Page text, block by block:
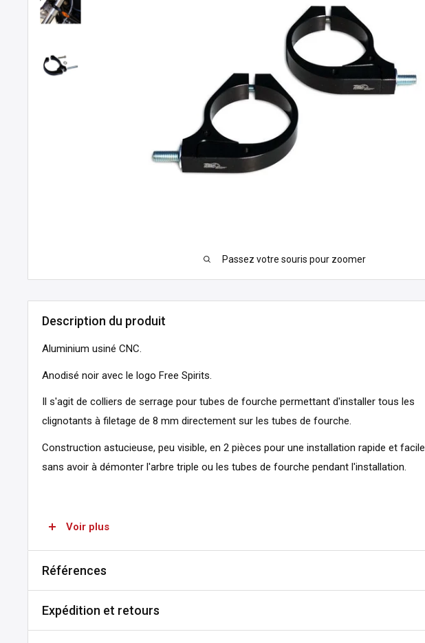
Passez votre souris pour zoomer
Description du produit
Aluminium usiné CNC.
Anodisé noir avec le logo Free Spirits.
Il s'agit de colliers de serrage pour tubes de fourche permettant d'installer tous les
clignotants à filetage de 8 mm directement sur les tubes de fourche.
Construction astucieuse, peu visible, en 2 pièces pour une installation rapide et facile
sans avoir à démonter l'arbre triple ou les tubes de fourche pendant l'installation.
Remarque :Les clignotants ne sont pas inclus.
Vendu par paire
Voir plus
Références
MPN:209811
DPN:911308
Expédition et retours